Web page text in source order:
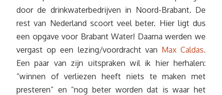
door de drinkwaterbedrijven in Noord-Brabant. De
rest van Nederland scoort veel beter. Hier ligt dus
een opgave voor Brabant Water! Daarna werden we
vergast op een lezing/voordracht van Max Caldas.
Een paar van zijn uitspraken wil ik hier herhalen:
“winnen of verliezen heeft niets te maken met
presteren” en “nog beter worden dat is waar het